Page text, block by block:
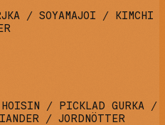
/ SOYAMAJOI / KIMCHI
/ PICKLAD GURKA /
/ JORDNÖTTER